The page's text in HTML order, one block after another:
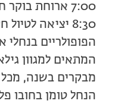
7:00 ארוחת בוקר חופשית
8:30 יציאה לטיול חקר ב
הפופולריים בנחלי
המתאים למגוון
מבקרים בשנה,
הנחל טומן בחובו